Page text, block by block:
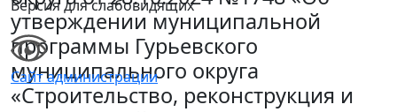
Версия для слабовидящих
Сайт администрации
утверждении муниципальной
программы Гурьевского
муниципального округа
«Строительство, реконструкция и